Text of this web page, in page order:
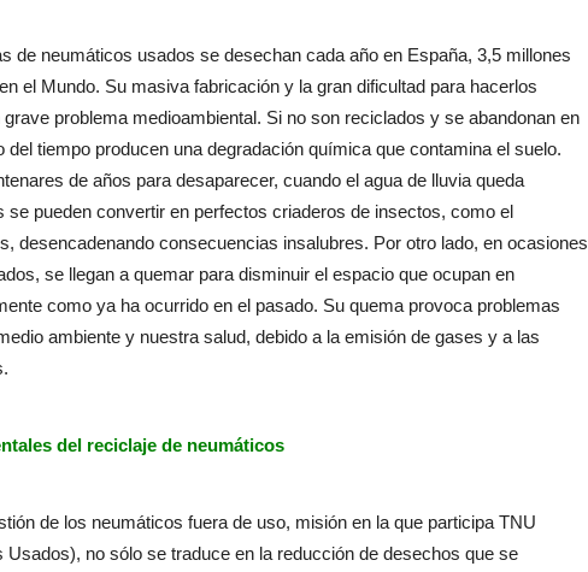
de neumáticos usados se desechan cada año en España, 3,5 millones
el Mundo. Su masiva fabricación y la gran dificultad para hacerlos
problema medioambiental. Si no son reciclados y se abandonan en
del tiempo producen una degradación química que contamina el suelo.
de años para desaparecer, cuando el agua de lluvia queda
se pueden convertir en perfectos criaderos de insectos, como el
desencadenando consecuencias insalubres. Por otro lado, en ocasiones
se llegan a quemar para disminuir el espacio que ocupan en
como ya ha ocurrido en el pasado. Su quema provoca problemas
ambiente y nuestra salud, debido a la emisión de gases y a las
del reciclaje de neumáticos
de los neumáticos fuera de uso, misión en la que participa TNU
Usados), no sólo se traduce en la reducción de desechos que se